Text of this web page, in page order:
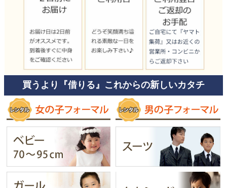
買うより『借りる』これからの新しいカタチ